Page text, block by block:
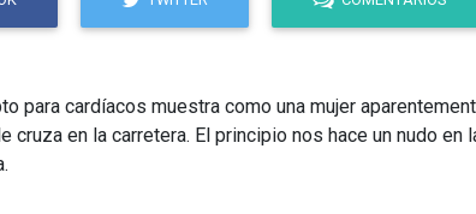
para cardíacos muestra como una mujer
cruza en la carretera. El principio nos hace un nudo en